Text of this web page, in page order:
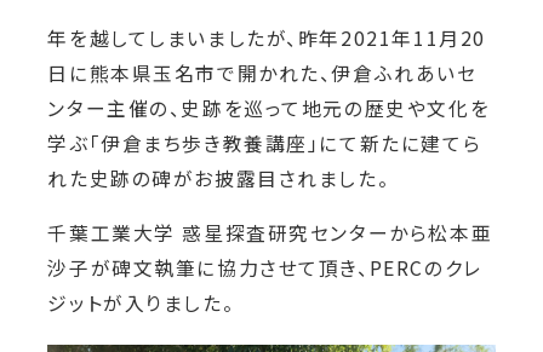
年を越してしまいましたが、昨年2021年11月20
日に熊本県玉名市で開かれた、伊倉ふれあいセ
ンター主催の、史跡を巡って地元の歴史や文化を
学ぶ「伊倉まち歩き教養講座」にて新たに建てら
れた史跡の碑がお披露目されました。
千葉工業大学 惑星探査研究センターから松本亜
沙子が碑文執筆に協力させて頂き、PERCのクレ
ジットが入りました。